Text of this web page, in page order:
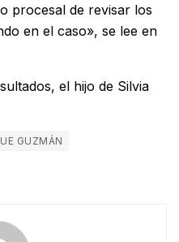
procesal de revisar los
en el caso», se lee en
el hijo de Silvia
GUZMÁN